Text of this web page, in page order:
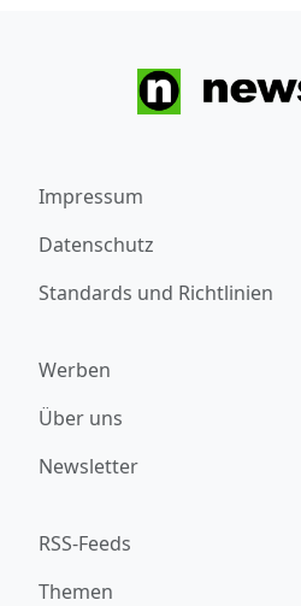
Impressum
Datenschutz
Standards und Richtlinien
Werben
Über uns
Newsletter
RSS-Feeds
Themen